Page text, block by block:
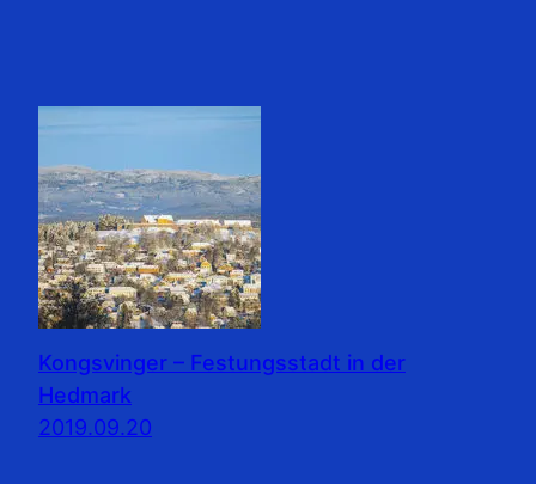
Kongsvinger – Festungsstadt in der
Hedmark
2019.09.20